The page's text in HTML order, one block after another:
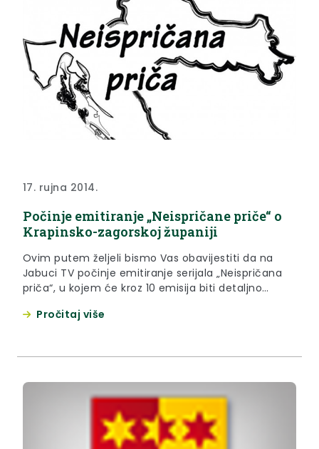
17. rujna 2014.
Počinje emitiranje „Neispričane priče“ o
Krapinsko-zagorskoj županiji
Ovim putem željeli bismo Vas obavijestiti da na
Jabuci TV počinje emitiranje serijala „Neispričana
priča“, u kojem će kroz 10 emisija biti detaljno
na dlanu.
Pročitaj više